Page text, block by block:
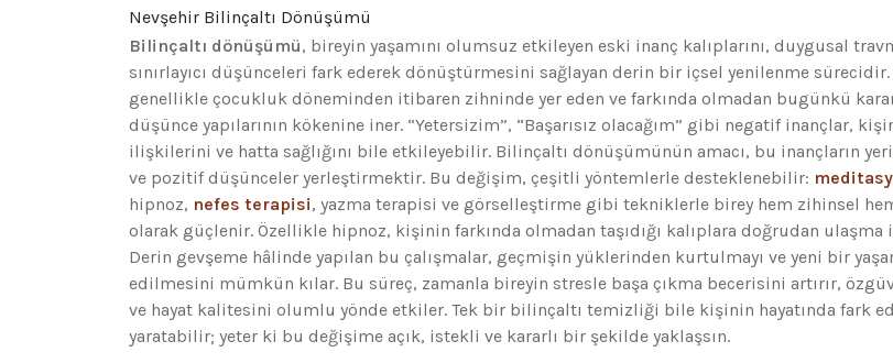
Nevşehir Bilinçaltı Dönüşümü
Bilinçaltı dönüşümü, bireyin yaşamını olumsuz etkileyen eski inanç kalıplarını, duygusal
sınırlayıcı düşünceleri fark ederek dönüştürmesini sağlayan derin bir içsel yenilenme
genellikle çocukluk döneminden itibaren zihninde yer eden ve farkında olmadan bugünkü
düşünce yapılarının kökenine iner. “Yetersizim”, “Başarısız olacağım” gibi negatif inançlar,
ilişkilerini ve hatta sağlığını bile etkileyebilir. Bilinçaltı dönüşümünün amacı, bu inançların
ve pozitif düşünceler yerleştirmektir. Bu değişim, çeşitli yöntemlerle desteklenebilir:
hipnoz, nefes terapisi, yazma terapisi ve görselleştirme gibi tekniklerle birey hem zihinsel
olarak güçlenir. Özellikle hipnoz, kişinin farkında olmadan taşıdığı kalıplara doğrudan ulaşma
Derin gevşeme hâlinde yapılan bu çalışmalar, geçmişin yüklerinden kurtulmayı ve yeni bir
edilmesini mümkün kılar. Bu süreç, zamanla bireyin stresle başa çıkma becerisini artırır,
ve hayat kalitesini olumlu yönde etkiler. Tek bir bilinçaltı temizliği bile kişinin hayatında fark
yaratabilir; yeter ki bu değişime açık, istekli ve kararlı bir şekilde yaklaşsın.